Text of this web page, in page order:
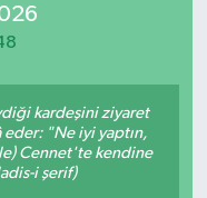
kardeşini ziyaret
"Ne iyi yaptın,
Cennet'te kendine
i şerif)